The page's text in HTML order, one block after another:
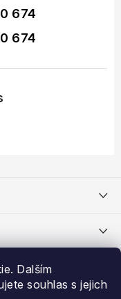
Dalším
souhlas s jejich
674
674